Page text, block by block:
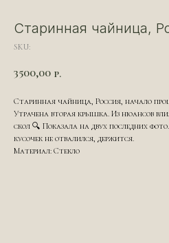
Старинная чайница,
SKU:
3500,00 р.
Старинная чайница, Россия, начало
Утрачена вторая крышка. Из нюансов
скол 🔍 Показала на двух последних
кусочек не отвалился, держится.
Материал: Стекло